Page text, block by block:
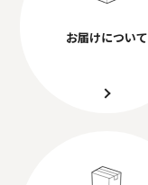
お届けについて